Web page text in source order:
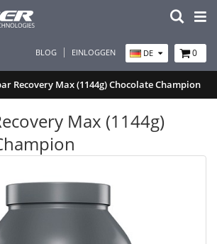
BLOG EINLOGGEN DE 0
Recovery Max (1144g) Chocolate Champion
Max (1144g)